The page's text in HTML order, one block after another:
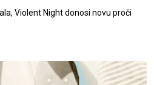
Violent Night donosi novu proči